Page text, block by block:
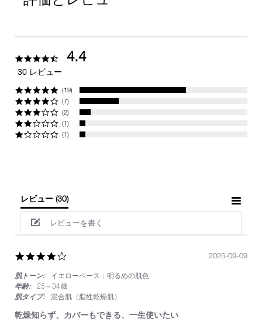
4.44.4
30 レビュー
(19)
(7)
(2)
(1)
(1)
レビュー (30)
レビューを書く
rating
肌トーン:
イエローベース：明るめの肌色
年齢:
25～34歳
肌タイプ:
混合肌（脂性乾燥肌）
乾燥知らず、カバーもできる、一生使いたい
2025-09-09